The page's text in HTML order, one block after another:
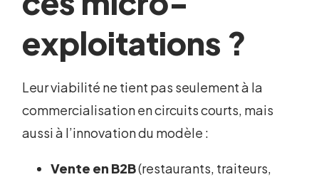
exploitations ?
Leur viabilité ne tient pas seulement à la
commercialisation en circuits courts, mais
aussi à l’innovation du modèle :
Vente en B2B(restaurants, traiteurs,